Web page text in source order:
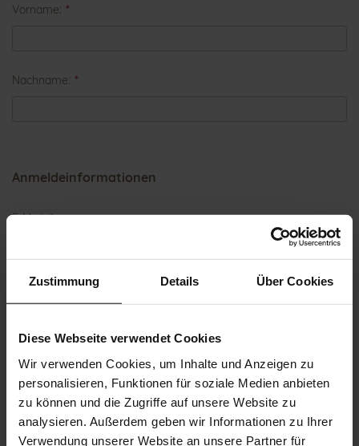
Zustimmung Details Über Cookies
Diese Webseite verwendet Cookies
Wir verwenden Cookies, um Inhalte und Anzeigen zu
personalisieren, Funktionen für soziale Medien anbieten
zu können und die Zugriffe auf unsere Website zu
analysieren. Außerdem geben wir Informationen zu Ihrer
Verwendung unserer Website an unsere Partner für
Vorname
Nachname
Anmeldeinformationen
E-Mail
Passwort
Passwortstärke:Kein Passwort
Passwort bestätigen